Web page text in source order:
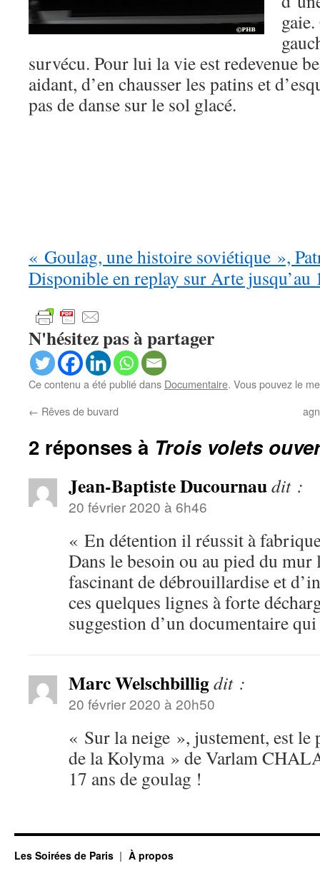
survécu. Pour lui la vie est redevenue
aidant, d’en chausser les patins et
pas de danse sur le sol glacé.
« Goulag, une histoire soviétique »,
Disponible en replay sur Arte jusqu’au
N'hésitez pas à partager
Ce contenu a été publié dans Documentaire. Vous pouvez le
← Rêves de buvard
2 réponses à Trois volets
Jean-Baptiste Ducournaudit :
20 février 2020 à 6h46
« En détention il réussit à
Dans le besoin ou au pied du mur
fascinant de débrouillardise et
ces quelques lignes à forte
suggestion d’un documentaire
Marc Welschbilligdit :
20 février 2020 à 20h50
« Sur la neige », justement, est le
de la Kolyma » de Varlam
17 ans de goulag !
Les Soirées de Paris À propos